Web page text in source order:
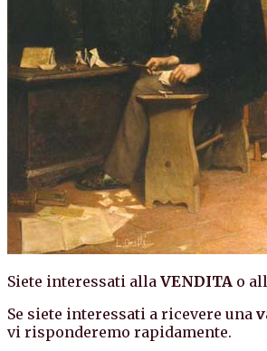
Siete interessati alla VENDITA o
Se siete interessati a ricevere una
vi risponderemo rapidamente.